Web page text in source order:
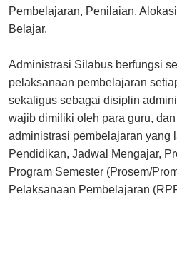
Pembelajaran, Penilaian,
Belajar.
Administrasi Silabus berfungsi
pelaksanaan pembelajaran
sekaligus sebagai disiplin
wajib dimiliki oleh para guru,
administrasi pembelajaran yang
Pendidikan, Jadwal Mengajar,
Program Semester (Prosem/
Pelaksanaan Pembelajaran